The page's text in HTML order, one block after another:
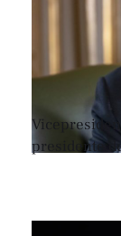
presidente